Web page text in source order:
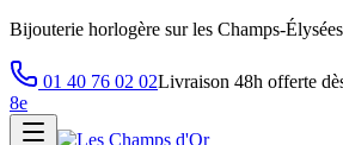
Bijouterie horlogère sur les Champs-
01 40 76 02 02Livraison 48h offerte
8e